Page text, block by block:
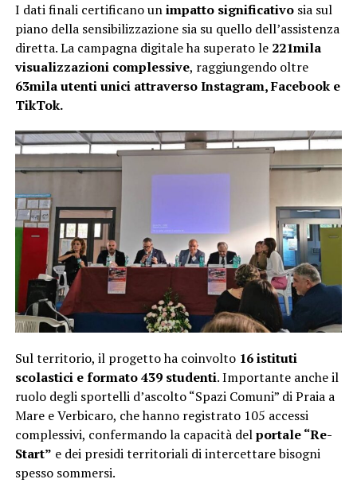
I dati finali certificano unimpatto significativosia sul
piano della sensibilizzazione sia su quello dell’assistenza
diretta. La campagna digitale ha superato le221mila
visualizzazioni complessive, raggiungendo oltre
63mila utenti unici attraverso Instagram, Facebook e
TikTok.
Sul territorio, il progetto ha coinvolto 16 istituti
scolastici e formato 439 studenti. Importante anche il
ruolo degli sportelli d’ascolto “Spazi Comuni” di Praia a
Mare e Verbicaro, che hanno registrato 105 accessi
complessivi, confermando la capacità delportale “Re-
Start” e dei presidi territoriali di intercettare bisogni
spesso sommersi.